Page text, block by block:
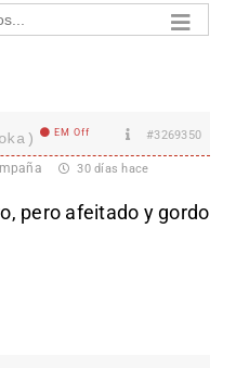
EM Off #3269350
30 días hace
pero afeitado y gordo